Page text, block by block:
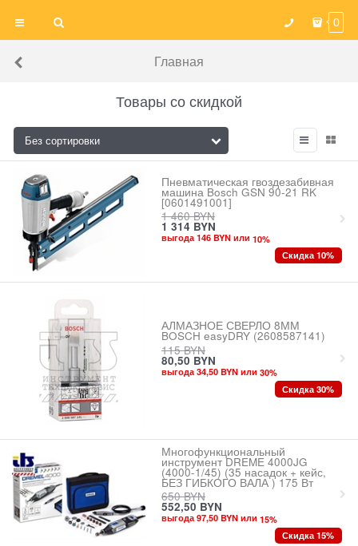
0
Главная
Товары со скидкой
Пневматическая гвоздезабивная
машина Bosch GSN 90-21 RK
[0601491001]
1 460 BYN
1 314 BYN
выгода 146 BYN или 10%
Скидка 10%
АЛМАЗНОЕ СВЕРЛО 8ММ
BOSCH easyDRY (2608587141)
115 BYN
80,50 BYN
выгода 34,50 BYN или 30%
Скидка 30%
Многофункциональный
инструмент DREME 4000JG
(4000-1/45) (35 насадок + кейс,
БЕЗ ГИБКОГО ВАЛА ) 175 Вт
650 BYN
552,50 BYN
выгода 97,50 BYN или 15%
Скидка 15%